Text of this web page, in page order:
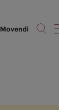
Movendi